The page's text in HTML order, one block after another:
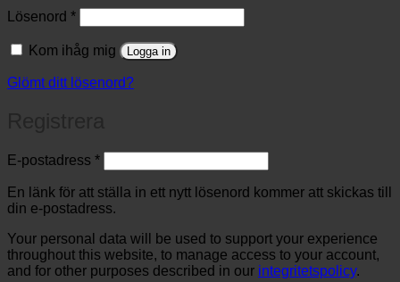
Lösenord *Obligatoriskt
Kom ihåg mig Logga in
Glömt ditt lösenord?
E-postadress *Obligatoriskt
En länk för att ställa in ett nytt lösenord kommer att skickas till
din e-postadress.
Your personal data will be used to support your experience
throughout this website, to manage access to your account,
and for other purposes described in our integritetspolicy.